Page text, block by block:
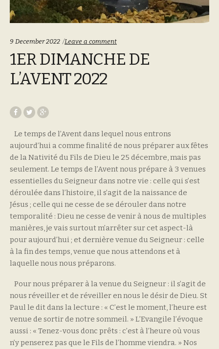
9 December 2022 Leave a comment
1ER DIMANCHE DE
L’AVENT 2022
Le temps de l’Avent dans lequel nous entrons
aujourd’hui a comme finalité de nous préparer aux fêtes
de la Nativité du Fils de Dieu le 25 décembre, mais pas
seulement. Le temps de l’Avent nous prépare à 3 venues
essentielles du Seigneur dans notre vie : celle qui s’est
déroulée dans l’histoire, il s’agit de la naissance de
Jésus ; celle qui ne cesse de se dérouler dans notre
temporalité : Dieu ne cesse de venir à nous de multiples
manières, je vais surtout m’arrêter sur cet aspect-là
pour aujourd’hui ; et dernière venue du Seigneur : celle
à la fin des temps, venue que nous attendons et à
laquelle nous nous préparons.
Pour nous préparer à la venue du Seigneur : il s’agit de
nous réveiller et de réveiller en nous le désir de Dieu. St
Paul le dit dans la lecture : « C’est le moment, l’heure est
venue de sortir de notre sommeil. » L’Evangile l’évoque
aussi : « Tenez-vous donc prêts : c’est à l’heure où vous
n’y penserez pas que le Fils de l’homme viendra. » Nos